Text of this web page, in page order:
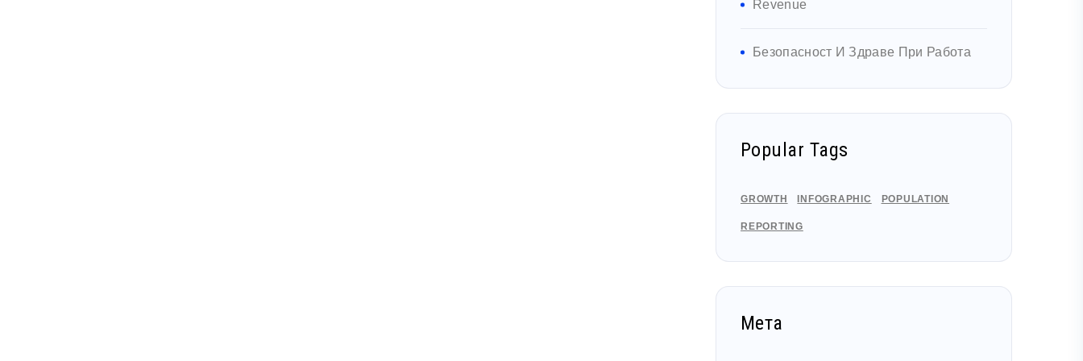
Revenue
Безопасност И Здраве При Работа
Popular Tags
GROWTH INFOGRAPHIC POPULATION
REPORTING
Мета